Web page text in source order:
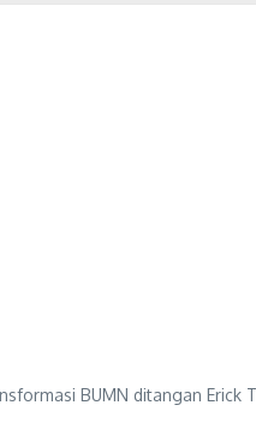
BUMN ditangan Erick